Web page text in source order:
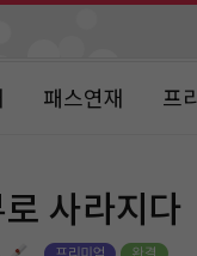
패스연재 프
사라지다